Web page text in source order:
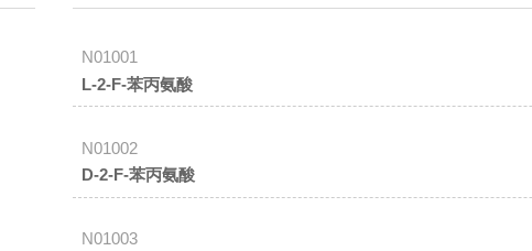
N01001
L-2-F-苯丙氨酸
N01002
D-2-F-苯丙氨酸
N01003